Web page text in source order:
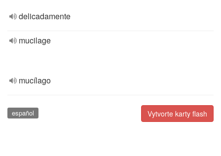
delicadamente
mucilage
mucílago
Vytvorte karty flash
español